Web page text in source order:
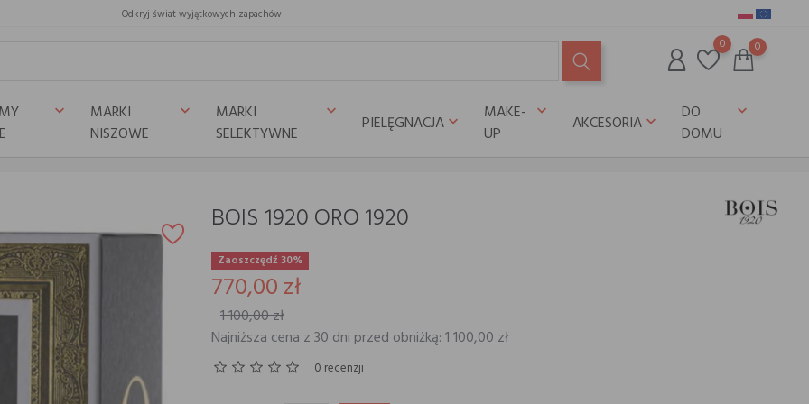
Odkryj świat wyjątkowych zapachów
0 0
keyboard_arrow_down
MARKI
NISZOWE
keyboard_arrow_down
MARKI
SELEKTYWNE
keyboard_arrow_down
PIELĘGNACJAkeyboard_arrow_down
MAKE-
UP
keyboard_arrow_down
AKCESORIAkeyboard_arrow_down
DO
DOMU
keyboard_arrow_down
BOIS 1920 ORO 1920
Zaoszczędź 30%
770,00 zł
1 100,00 zł
Najniższa cena z 30 dni przed obniżką: 1 100,00 zł
0 recenzji